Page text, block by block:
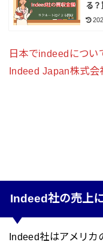
る
日本でindeedについ
Indeed Japan株式会
Indeed社の売上
Indeed社はアメリ